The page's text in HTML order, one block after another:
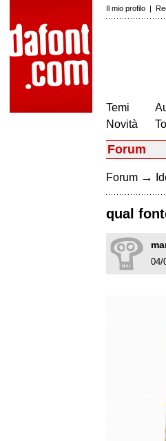
Il mio profilo |
Temi
Novità
Forum
Forum →
qual
04/